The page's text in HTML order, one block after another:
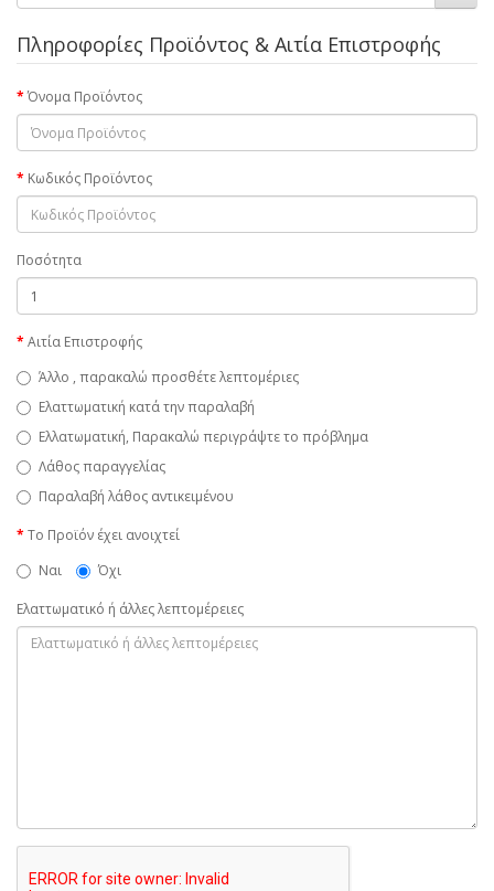
Πληροφορίες Προϊόντος & Αιτία Επιστροφής
Όνομα Προϊόντος
Κωδικός Προϊόντος
Ποσότητα
Αιτία Επιστροφής
Άλλο , παρακαλώ προσθέτε λεπτομέριες
Ελαττωματική κατά την παραλαβή
Ελλατωματική, Παρακαλώ περιγράψτε το πρόβλημα
Λάθος παραγγελίας
Παραλαβή λάθος αντικειμένου
Το Προϊόν έχει ανοιχτεί
Ναι
Όχι
Ελαττωματικό ή άλλες λεπτομέρειες